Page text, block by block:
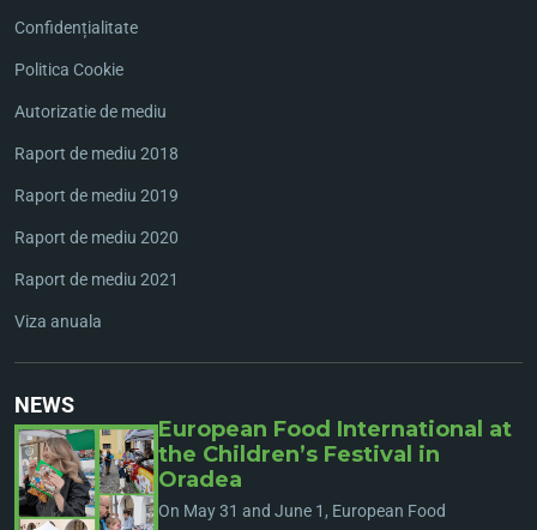
Confidențialitate
Politica Cookie
Autorizatie de mediu
Raport de mediu 2018
Raport de mediu 2019
Raport de mediu 2020
Raport de mediu 2021
Viza anuala
NEWS
European Food International at
the Children’s Festival in
Oradea
On May 31 and June 1, European Food